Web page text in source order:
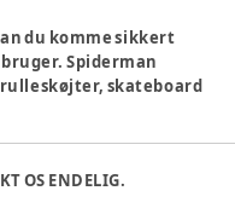
du komme sikkert
Spiderman
skateboard
hoved rings system
OS ENDELIG.